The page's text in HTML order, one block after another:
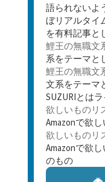
語られないよ
ぼリアルタイ
を有料記事と
鯉王の無職文
系をテーマと
鯉王の無職文
文系をテーマ
SUZURIとは
欲しいものリ
Amazonで欲
欲しいものリ
Amazonで欲
のもの